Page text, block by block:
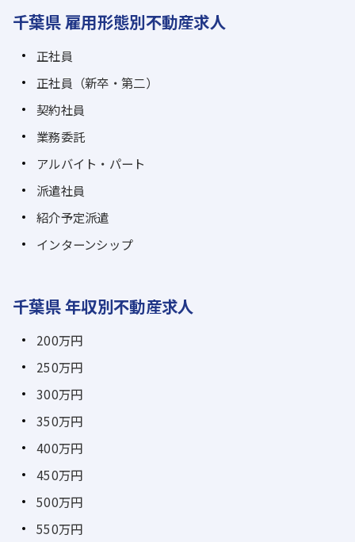
千葉県 雇用形態別不動産求人
正社員
正社員（新卒・第二）
契約社員
業務委託
アルバイト・パート
派遣社員
紹介予定派遣
インターンシップ
千葉県 年収別不動産求人
200万円
250万円
300万円
350万円
400万円
450万円
500万円
550万円